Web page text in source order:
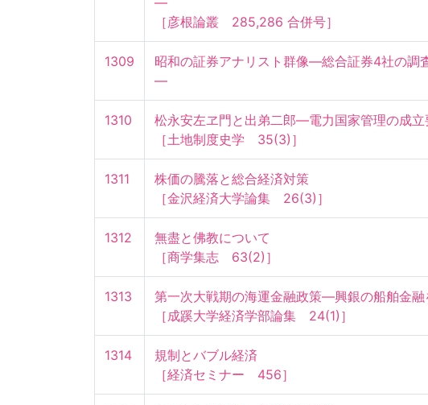
［彦根論叢　285,286 合併号］
1309
昭和の証券アナリスト群像—総合証券4社の調
—
1310
松永安左ヱ門と出弟二郎—電力国家管理の成
［土地制度史学　35(3)］
1311
株価の騰落と総合経済対策
［金沢経済大学論集　26(3)］
1312
無盡と佛教について
［商学集志　63(2)］
1313
第一次大戦期の海運金融政策—興銀の船舶金
［成蹊大学経済学部論集　24(1)］
1314
規制とバブル経済
［経済セミナー　456］